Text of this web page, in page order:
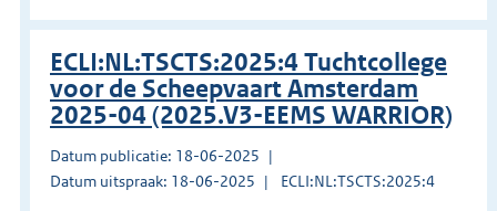
ECLI:NL:TSCTS:2025:4 Tuchtcollege
voor de Scheepvaart Amsterdam
2025-04 (2025.V3-EEMS WARRIOR)
Datum publicatie: 18-06-2025
Datum uitspraak: 18-06-2025
ECLI:NL:TSCTS:2025:4